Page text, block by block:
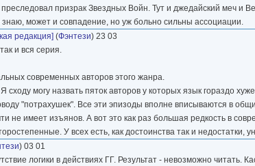
призрак Звездных Войн. Тут и джедайский меч и
может и совпадение, но уж больно сильны ассоциации.
редакция] (Фэнтези) 23 03
и вся серия.
современных авторов этого жанра.
могу назвать пяток авторов у которых язык гораздо
"потрахушек". Все эти эпизоды вполне вписываются в
не имеет изъянов. А вот это как раз большая редкость в
У всех есть, как достоинства так и недостатки,
) 03 01
логики в действиях ГГ. Результат - невозможно читать.